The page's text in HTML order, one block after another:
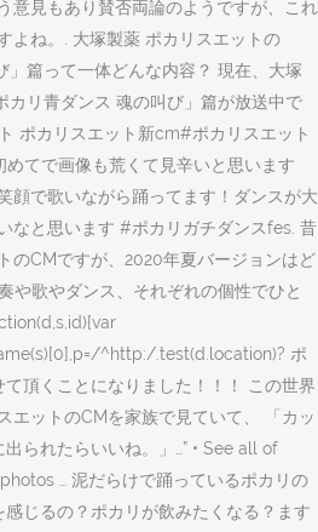
意見もあり賛否両論のようですが、これ
よね。. 大塚製薬 ポカリスエットの
篇って一体どんな内容？ 現在、大塚
リ青ダンス 魂の叫び」篇が放送中で
ポカリスエット新cm#ポカリスエット
てで画像も荒くて見辛いと思います
顔で歌いながら踊ってます！ダンスが大
なと思います #ポカリガチダンスfes. 昔
のCMですが、2020年夏バージョンはど
や歌やダンス、それぞれの個性でひと
^http:/.test(d.location)? ポ
頂くことになりました！！！ この世界
エットのCMを家族で見ていて、 「カッ
られたらいいね。」…” • See all of
… 泥だらけで踊っているポカリの
じるの？ポカリが飲みたくなる？ます